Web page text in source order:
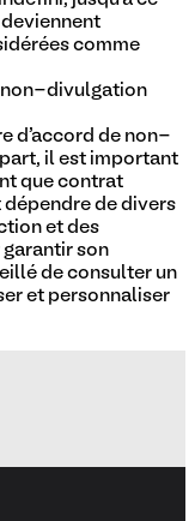
comme
non-divulgation
d'accord de non-
il est important
que contrat
de divers
et des
son
de consulter un
et personnaliser